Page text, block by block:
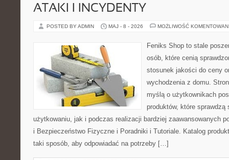
ATAKI I INCYDENTY
POSTED BY ADMIN MAJ - 8 - 2026 MOŻLIWOŚĆ
Feniks Shop to stale
osób, które cenią
stosunek jakości do ceny
wychodzenia z domu.
myślą o użytkownikach
produktów, które
użytkowaniu, jak i podczas realizacji bardziej zaawansowanych
i Bezpieczeństwo Fizyczne i Poradniki i Tutoriale. Katalog
taki sposób, aby odpowiadać na potrzeby […]